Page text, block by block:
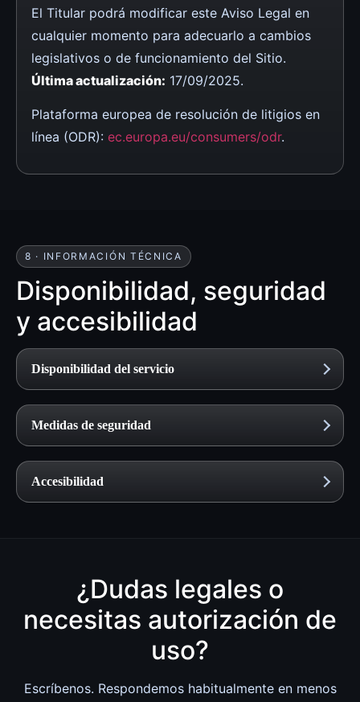
El Titular podrá modificar este Aviso Legal en
cualquier momento para adecuarlo a cambios
legislativos o de funcionamiento del Sitio.
Última actualización: 17/09/2025.
Plataforma europea de resolución de litigios en
línea (ODR): ec.europa.eu/consumers/odr.
8 · INFORMACIÓN TÉCNICA
Disponibilidad, seguridad
y accesibilidad
Disponibilidad del servicio
Medidas de seguridad
Accesibilidad
¿Dudas legales o
necesitas autorización de
uso?
Escríbenos. Respondemos habitualmente en menos